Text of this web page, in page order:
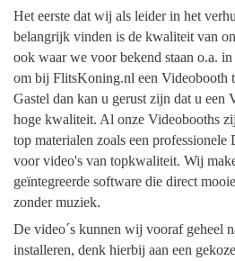
Het eerste dat wij als leider in het
belangrijk vinden is de kwaliteit van
ook waar we voor bekend staan o.a.
om bij FlitsKoning.nl een Videobooth
Gastel dan kan u gerust zijn dat u een
hoge kwaliteit. Al onze Videobooths
top materialen zoals een
voor video's van topkwaliteit. Wij
geïntegreerde software die direct
zonder muziek.
De video´s kunnen wij vooraf geheel
installeren, denk hierbij aan een